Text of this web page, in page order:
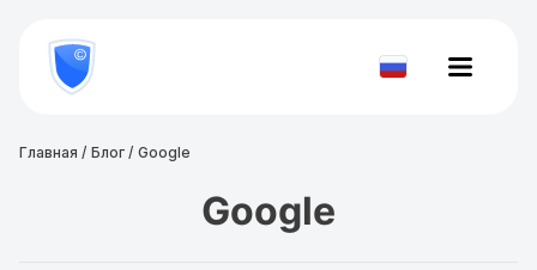
800
777-
81-Проверить
Главная Блог Google
Google